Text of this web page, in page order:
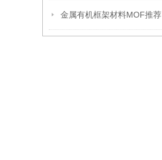
金属有机框架材料MOF推荐